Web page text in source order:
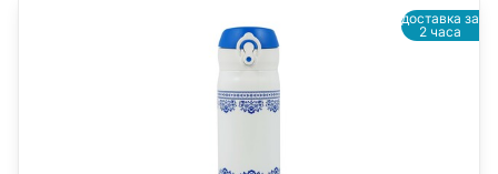
доставка за
2 часа